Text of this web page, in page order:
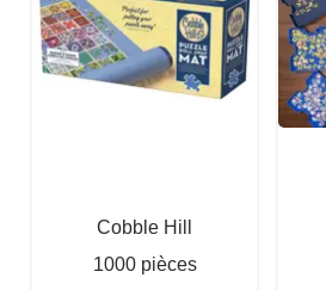
Cobble Hill
1000 pièces